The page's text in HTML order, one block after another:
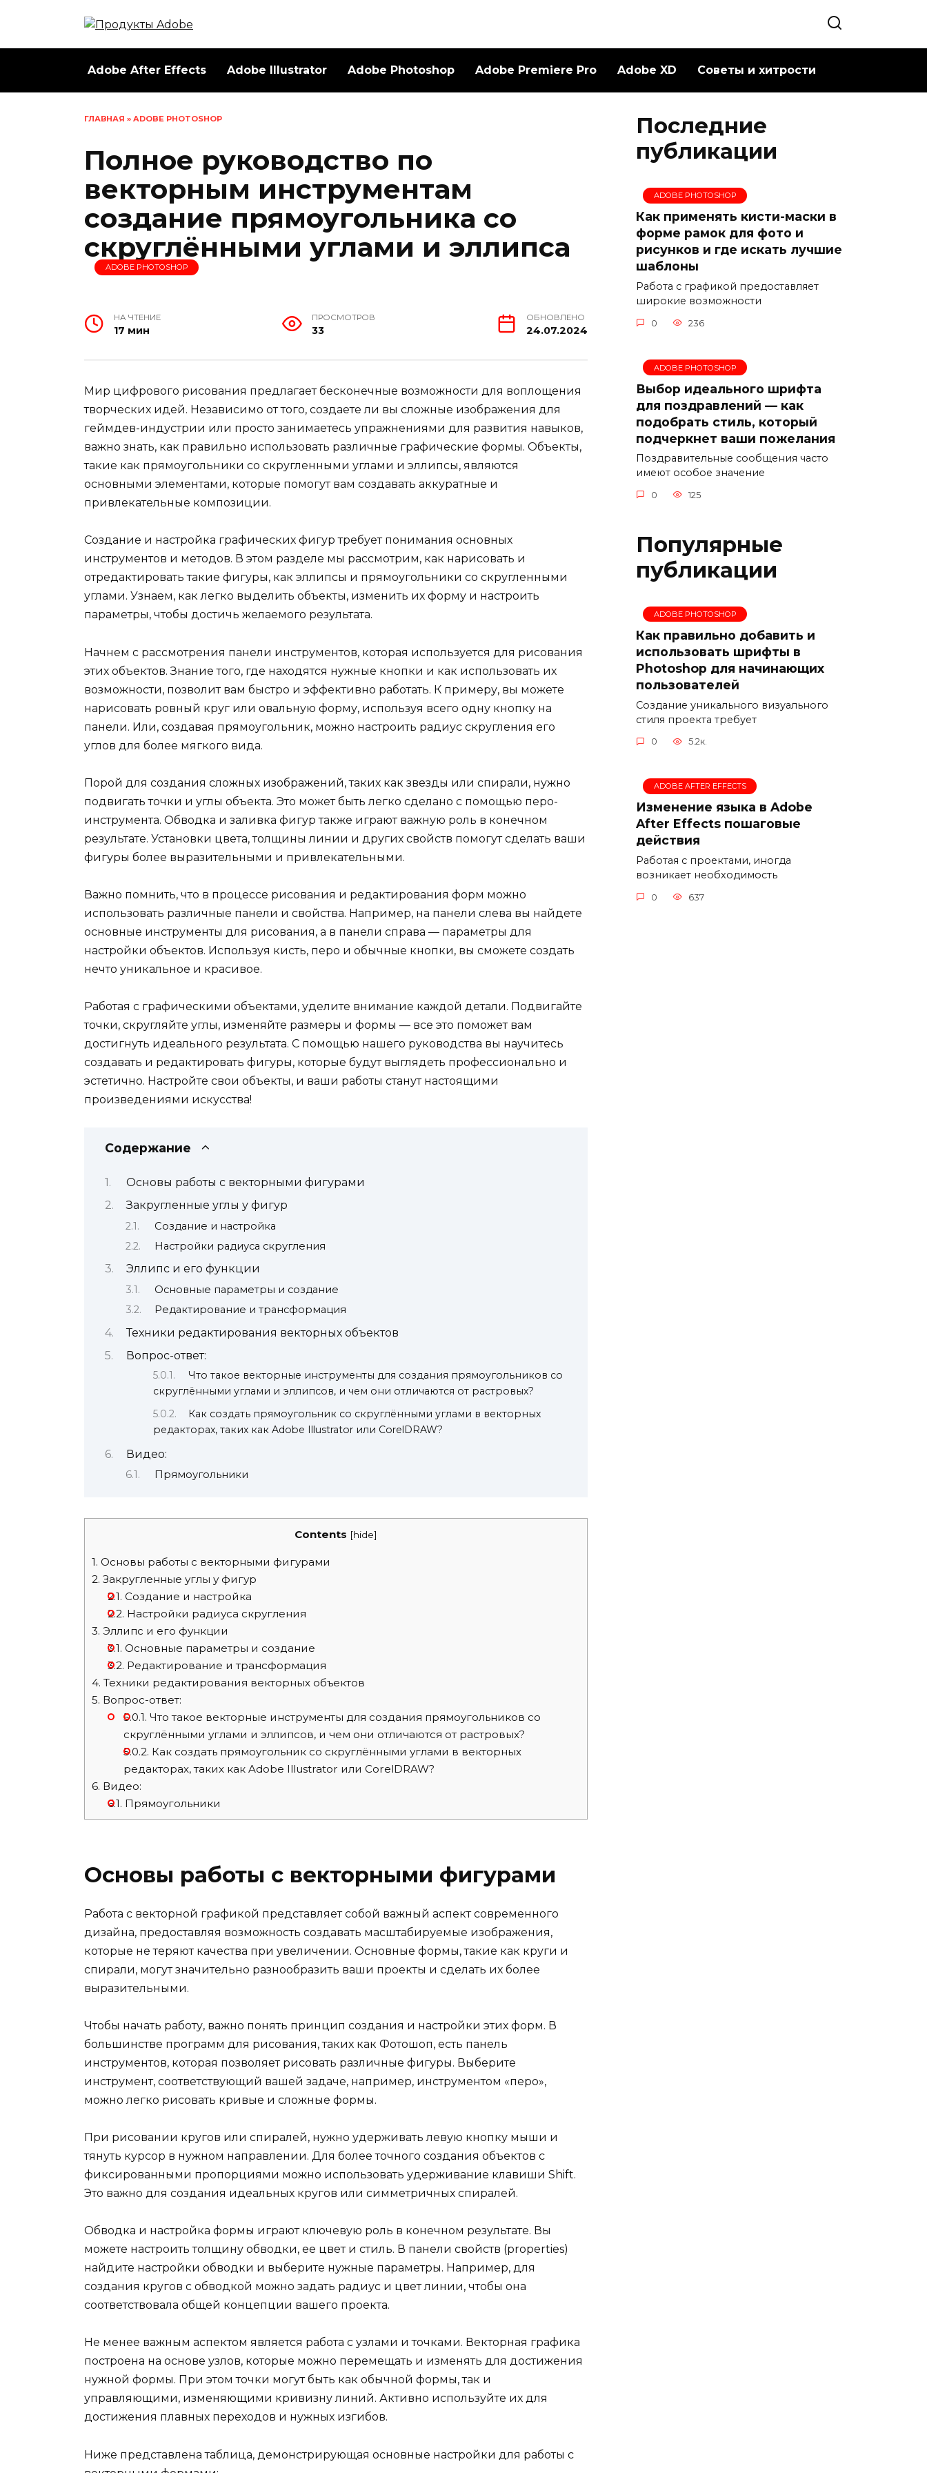
Adobe After Effects Adobe Illustrator Adobe Photoshop Adobe Premiere Pro Adobe XD Советы и хитрости
ГЛАВНАЯ » ADOBE PHOTOSHOP
Полное руководство по
векторным инструментам
создание прямоугольника со
скруглёнными углами и эллипса
ADOBE PHOTOSHOP
НА ЧТЕНИЕ
17 мин
ПРОСМОТРОВ
33
ОБНОВЛЕНО
24.07.2024
Мир цифрового рисования предлагает бесконечные возможности для воплощения
творческих идей. Независимо от того, создаете ли вы сложные изображения для
геймдев-индустрии или просто занимаетесь упражнениями для развития навыков,
важно знать, как правильно использовать различные графические формы. Объекты,
такие как прямоугольники со скругленными углами и эллипсы, являются
основными элементами, которые помогут вам создавать аккуратные и
привлекательные композиции.
Создание и настройка графических фигур требует понимания основных
инструментов и методов. В этом разделе мы рассмотрим, как нарисовать и
отредактировать такие фигуры, как эллипсы и прямоугольники со скругленными
углами. Узнаем, как легко выделить объекты, изменить их форму и настроить
параметры, чтобы достичь желаемого результата.
Начнем с рассмотрения панели инструментов, которая используется для рисования
этих объектов. Знание того, где находятся нужные кнопки и как использовать их
возможности, позволит вам быстро и эффективно работать. К примеру, вы можете
нарисовать ровный круг или овальную форму, используя всего одну кнопку на
панели. Или, создавая прямоугольник, можно настроить радиус скругления его
углов для более мягкого вида.
Порой для создания сложных изображений, таких как звезды или спирали, нужно
подвигать точки и углы объекта. Это может быть легко сделано с помощью перо-
инструмента. Обводка и заливка фигур также играют важную роль в конечном
результате. Установки цвета, толщины линии и других свойств помогут сделать ваши
фигуры более выразительными и привлекательными.
Важно помнить, что в процессе рисования и редактирования форм можно
использовать различные панели и свойства. Например, на панели слева вы найдете
основные инструменты для рисования, а в панели справа — параметры для
настройки объектов. Используя кисть, перо и обычные кнопки, вы сможете создать
нечто уникальное и красивое.
Работая с графическими объектами, уделите внимание каждой детали. Подвигайте
точки, скругляйте углы, изменяйте размеры и формы — все это поможет вам
достигнуть идеального результата. С помощью нашего руководства вы научитесь
создавать и редактировать фигуры, которые будут выглядеть профессионально и
эстетично. Настройте свои объекты, и ваши работы станут настоящими
произведениями искусства!
Содержание
Основы работы с векторными фигурами
Закругленные углы у фигур
Создание и настройка
Настройки радиуса скругления
Эллипс и его функции
Основные параметры и создание
Редактирование и трансформация
Техники редактирования векторных объектов
Вопрос-ответ:
Что такое векторные инструменты для создания прямоугольников со
скруглёнными углами и эллипсов, и чем они отличаются от растровых?
Как создать прямоугольник со скруглёнными углами в векторных
редакторах, таких как Adobe Illustrator или CorelDRAW?
Видео:
Прямоугольники
Contents [hide]
1. Основы работы с векторными фигурами
2. Закругленные углы у фигур
2.1. Создание и настройка
2.2. Настройки радиуса скругления
3. Эллипс и его функции
3.1. Основные параметры и создание
3.2. Редактирование и трансформация
4. Техники редактирования векторных объектов
5. Вопрос-ответ:
5.0.1. Что такое векторные инструменты для создания прямоугольников со
скруглёнными углами и эллипсов, и чем они отличаются от растровых?
5.0.2. Как создать прямоугольник со скруглёнными углами в векторных
редакторах, таких как Adobe Illustrator или CorelDRAW?
6. Видео:
6.1. Прямоугольники
Основы работы с векторными фигурами
Работа с векторной графикой представляет собой важный аспект современного
дизайна, предоставляя возможность создавать масштабируемые изображения,
которые не теряют качества при увеличении. Основные формы, такие как круги и
спирали, могут значительно разнообразить ваши проекты и сделать их более
выразительными.
Чтобы начать работу, важно понять принцип создания и настройки этих форм. В
большинстве программ для рисования, таких как Фотошоп, есть панель
инструментов, которая позволяет рисовать различные фигуры. Выберите
инструмент, соответствующий вашей задаче, например, инструментом «перо»,
можно легко рисовать кривые и сложные формы.
При рисовании кругов или спиралей, нужно удерживать левую кнопку мыши и
тянуть курсор в нужном направлении. Для более точного создания объектов с
фиксированными пропорциями можно использовать удерживание клавиши Shift.
Это важно для создания идеальных кругов или симметричных спиралей.
Обводка и настройка формы играют ключевую роль в конечном результате. Вы
можете настроить толщину обводки, ее цвет и стиль. В панели свойств (properties)
найдите настройки обводки и выберите нужные параметры. Например, для
создания кругов с обводкой можно задать радиус и цвет линии, чтобы она
соответствовала общей концепции вашего проекта.
Не менее важным аспектом является работа с узлами и точками. Векторная графика
построена на основе узлов, которые можно перемещать и изменять для достижения
нужной формы. При этом точки могут быть как обычной формы, так и
управляющими, изменяющими кривизну линий. Активно используйте их для
достижения плавных переходов и нужных изгибов.
Ниже представлена таблица, демонстрирующая основные настройки для работы с
Последние
публикации
ADOBE PHOTOSHOP
Как применять кисти-маски в
форме рамок для фото и
рисунков и где искать лучшие
шаблоны
Работа с графикой предоставляет
широкие возможности
0 236
ADOBE PHOTOSHOP
Выбор идеального шрифта
для поздравлений — как
подобрать стиль, который
подчеркнет ваши пожелания
Поздравительные сообщения часто
имеют особое значение
0 125
Популярные
публикации
ADOBE PHOTOSHOP
Как правильно добавить и
использовать шрифты в
Photoshop для начинающих
пользователей
Создание уникального визуального
стиля проекта требует
0 5.2к.
ADOBE AFTER EFFECTS
Изменение языка в Adobe
After Effects пошаговые
действия
Работая с проектами, иногда
возникает необходимость
0 637